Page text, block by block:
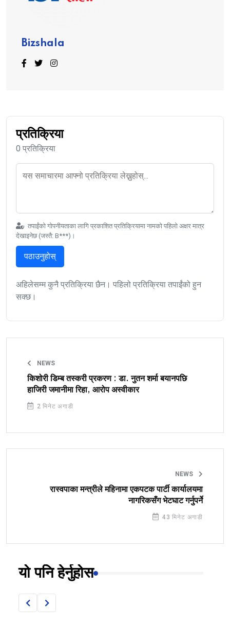
Bizshala
प्रतिक्रिया
0 प्रतिक्रिया
तपाईंको गोपनीयताका लागि प्रकाशित प्रतिक्रियामा नामको पहिलो अक्षर मात्र
देखाइनेछ (जस्तै: B***)।
पठाउनुहोस्
अहिलेसम्म कुनै प्रतिक्रिया छैन। पहिलो प्रतिक्रिया तपाईंको हुन
सक्छ।
NEWS
किशोरी डिम्ब तस्करी प्रकरण : डा. नुतन शर्मा बयानपछि
हाजिरी जमानीमा रिहा, आरोप अस्वीकार
2 मिनेट अगाडी
NEWS
रास्वपाका मन्त्रीले महिनामा एकपटक पार्टी कार्यालयमा
नागरिकसँग भेटघाट गर्नुपर्ने
43 मिनेट अगाडी
यो पनि हेर्नुहोस